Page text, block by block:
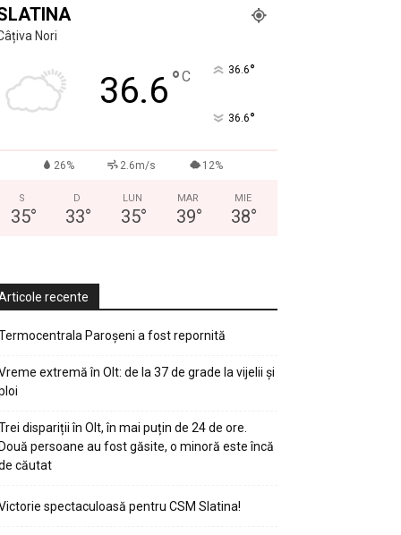
Nori
36.6°C 36.6°
36.6°
26% 2.6m/s 12%
S
35°
D
33°
LUN
35°
MAR
39°
MIE
38°
recente
Paroșeni a fost repornită
extremă în Olt: de la 37 de grade la vijelii și
dispariții în Olt, în mai puțin de 24 de ore.
persoane au fost găsite, o minoră este încă
căutat
spectaculoasă pentru CSM Slatina!